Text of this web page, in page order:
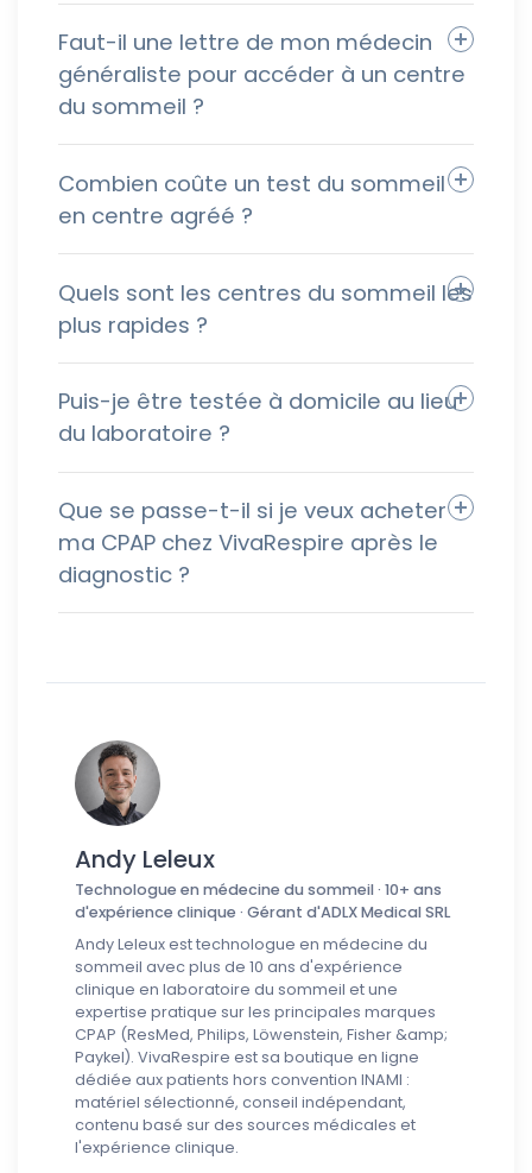
Faut-il une lettre de mon médecin
généraliste pour accéder à un centre
du sommeil ?
Combien coûte un test du sommeil
en centre agréé ?
Quels sont les centres du sommeil les
plus rapides ?
Puis-je être testée à domicile au lieu
du laboratoire ?
Que se passe-t-il si je veux acheter
ma CPAP chez VivaRespire après le
diagnostic ?
Andy Leleux
Technologue en médecine du sommeil · 10+ ans
d'expérience clinique · Gérant d'ADLX Medical SRL
Andy Leleux est technologue en médecine du
sommeil avec plus de 10 ans d'expérience
clinique en laboratoire du sommeil et une
expertise pratique sur les principales marques
CPAP (ResMed, Philips, Löwenstein, Fisher &amp;
Paykel). VivaRespire est sa boutique en ligne
dédiée aux patients hors convention INAMI :
matériel sélectionné, conseil indépendant,
contenu basé sur des sources médicales et
l'expérience clinique.